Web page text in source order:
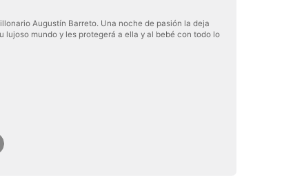
Augustín Barreto. Una noche de pasión la deja
mundo y les protegerá a ella y al bebé con todo lo